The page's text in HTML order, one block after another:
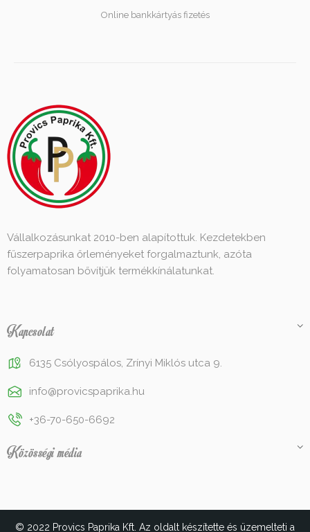
Online bankkártyás fizetés
Vállalkozásunkat 2010-ben alapítottuk. Kezdetekben
fűszerpaprika őrleményeket forgalmaztunk, azóta
folyamatosan bővítjük termékkínálatunkat.
Kapcsolat
6135 Csólyospálos, Zrínyi Miklós utca 9.
info@provicspaprika.hu
+36-70-650-6692
Közösségi média
© 2022 Provics Paprika Kft. Az oldalt készítette és üzemelteti a